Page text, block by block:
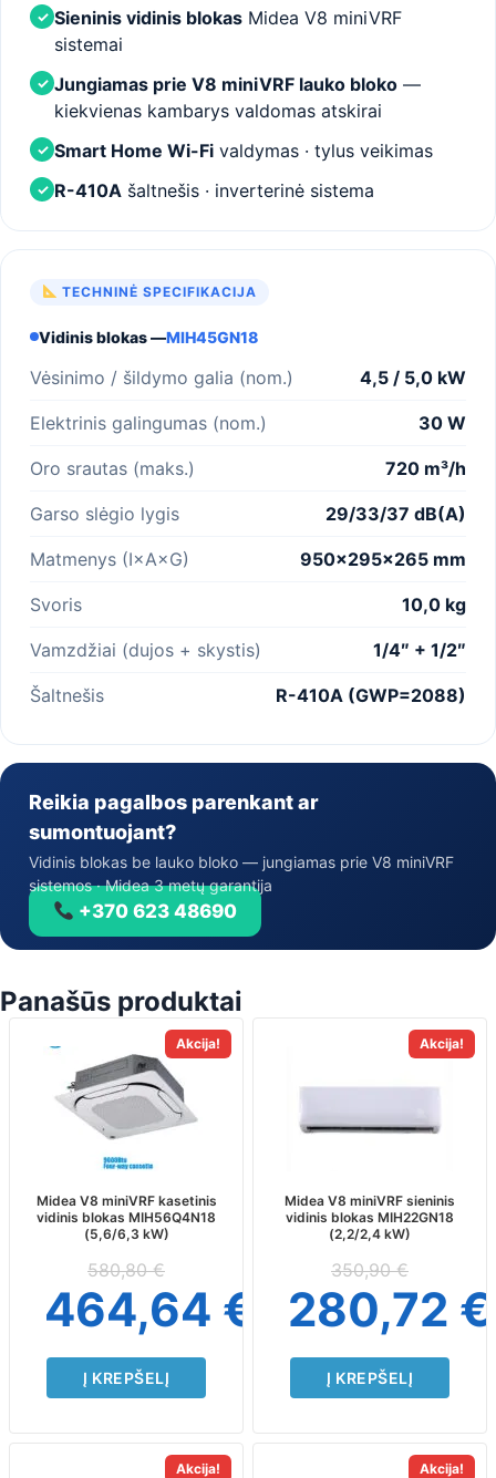
✓ Sieninis vidinis blokas Midea V8 miniVRF
sistemai
✓ Jungiamas prie V8 miniVRF lauko bloko —
kiekvienas kambarys valdomas atskirai
✓ Smart Home Wi-Fi valdymas · tylus veikimas
✓ R-410A šaltnešis · inverterinė sistema
TECHNINĖ SPECIFIKACIJA
Vidinis blokas —MIH45GN18
Vėsinimo / šildymo galia (nom.) 4,5 / 5,0 kW
Elektrinis galingumas (nom.) 30 W
Oro srautas (maks.) 720 m³/h
Garso slėgio lygis 29/33/37 dB(A)
Matmenys (I×A×G) 950×295×265 mm
Svoris 10,0 kg
Vamzdžiai (dujos + skystis) 1/4″ + 1/2″
Šaltnešis R-410A (GWP=2088)
Reikia pagalbos parenkant ar
sumontuojant?
Vidinis blokas be lauko bloko — jungiamas prie V8 miniVRF
sistemos · Midea 3 metų garantija
+370 623 48690
Panašūs produktai
Akcija!
Midea V8 miniVRF kasetinis
vidinis blokas MIH56Q4N18
(5,6/6,3 kW)
580,80€
464,64 €
Į KREPŠELĮ
Akcija!
Midea V8 miniVRF sieninis
vidinis blokas MIH22GN18
(2,2/2,4 kW)
350,90€
280,72 €
Į KREPŠELĮ
Akcija! Akcija!